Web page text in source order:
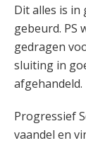
Dit alles is in
gebeurd. PS
gedragen
sluiting in
afgehandeld.
Progressief
vaandel en